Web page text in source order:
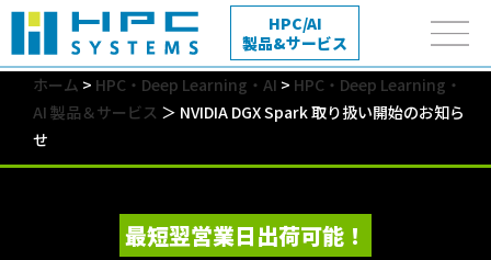
HPC/AI
製品&サービス
ホーム > HPC・Deep Learning・AI > HPC・Deep Learning・
AI 製品＆サービス ＞ NVIDIA DGX Spark 取り扱い開始のお知ら
せ
最短翌営業日出荷可能！